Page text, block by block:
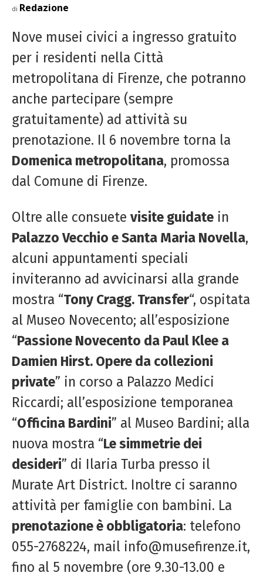
di Redazione
Nove musei civici a ingresso gratuito
per i residenti nella Città
metropolitana di Firenze, che potranno
anche partecipare (sempre
gratuitamente) ad attività su
prenotazione. Il 6 novembre torna la
Domenica metropolitana, promossa
dal Comune di Firenze.
Oltre alle consuete visite guidate in
Palazzo Vecchio e Santa Maria Novella,
alcuni appuntamenti speciali
inviteranno ad avvicinarsi alla grande
mostra “Tony Cragg. Transfer“, ospitata
al Museo Novecento; all’esposizione
“Passione Novecento da Paul Klee a
Damien Hirst. Opere da collezioni
private” in corso a Palazzo Medici
Riccardi; all’esposizione temporanea
“Officina Bardini” al Museo Bardini; alla
nuova mostra “Le simmetrie dei
desideri” di Ilaria Turba presso il
Murate Art District. Inoltre ci saranno
attività per famiglie con bambini. La
prenotazione è obbligatoria: telefono
055-2768224, mail info@musefirenze.it,
fino al 5 novembre (ore 9.30-13.00 e